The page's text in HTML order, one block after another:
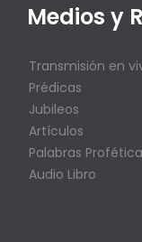
Medios y
Transmisión en
Prédicas
Jubileos
Artículos
Palabras
Audio Libro